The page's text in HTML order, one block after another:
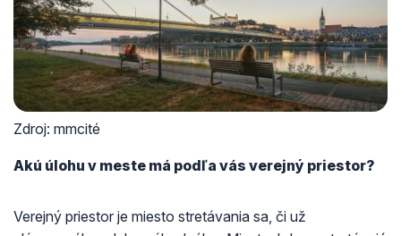
Zdroj: mmcité
Akú úlohu v meste má podľa vás verejný priestor?
Verejný priestor je miesto stretávania sa, či už